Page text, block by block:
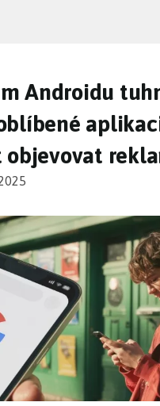
Androidu